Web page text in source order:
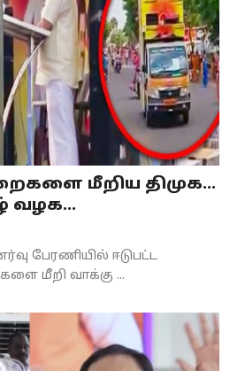
மீறிய திமுக…
வழக...
பேரணியில் ஈடுபட்ட
மீறி வாக்கு ...